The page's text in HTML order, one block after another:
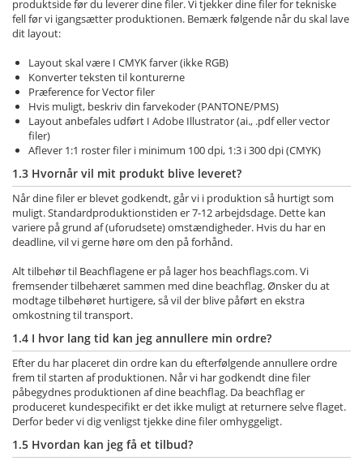
produktside før du leverer dine filer. Vi tjekker dine filer for tekniske
fell før vi igangsætter produktionen. Bemærk følgende når du skal lave
dit layout:
Layout skal være I CMYK farver (ikke RGB)
Konverter teksten til konturerne
Præference for Vector filer
Hvis muligt, beskriv din farvekoder (PANTONE/PMS)
Layout anbefales udført I Adobe Illustrator (ai., .pdf eller vector
filer)
Aflever 1:1 roster filer i minimum 100 dpi, 1:3 i 300 dpi (CMYK)
1.3 Hvornår vil mit produkt blive leveret?
Når dine filer er blevet godkendt, går vi i produktion så hurtigt som
muligt. Standardproduktionstiden er 7-12 arbejdsdage. Dette kan
variere på grund af (uforudsete) omstændigheder. Hvis du har en
deadline, vil vi gerne høre om den på forhånd.
Alt tilbehør til Beachflagene er på lager hos beachflags.com. Vi
fremsender tilbehæret sammen med dine beachflag. Ønsker du at
modtage tilbehøret hurtigere, så vil der blive påført en ekstra
omkostning til transport.
1.4 I hvor lang tid kan jeg annullere min ordre?
Efter du har placeret din ordre kan du efterfølgende annullere ordre
frem til starten af produktionen. Når vi har godkendt dine filer
påbegydnes produktionen af dine beachflag. Da beachflag er
produceret kundespecifikt er det ikke muligt at returnere selve flaget.
Derfor beder vi dig venligst tjekke dine filer omhyggeligt.
1.5 Hvordan kan jeg få et tilbud?